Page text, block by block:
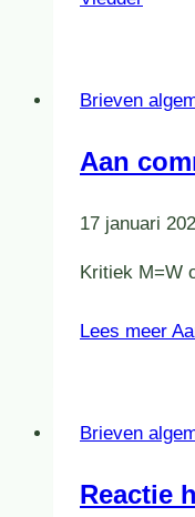
Brieven
Aan
17 januari
Kritiek M=W
Lees meer
Brieven
Reactie